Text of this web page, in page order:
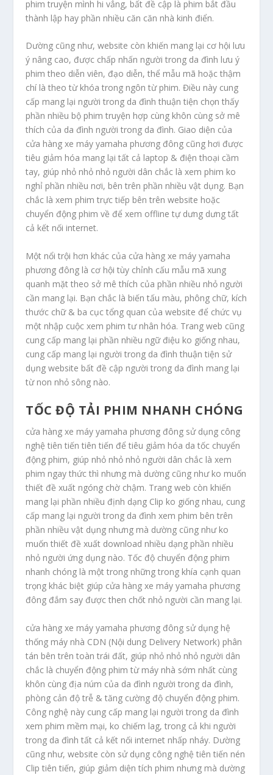
phim truyện mình hi vẳng, bất đề cập là phim bắt đầu
thành lập hay phần nhiều căn căn nhà kinh điển.
Dường cũng như, website còn khiến mang lại cơ hội lưu
ý nâng cao, được chấp nhấn người trong da đình lưu ý
phim theo diễn viên, đạo diễn, thể mẫu mã hoặc thậm
chí là theo từ khóa trong ngôn từ phim. Điều này cung
cấp mang lại người trong da đình thuận tiện chọn thấy
phần nhiều bộ phim truyện hợp cùng khôn cùng sở mê
thích của da đình người trong da đình. Giao diện của
cửa hàng xe máy yamaha phương đông cũng hơi được
tiêu giảm hóa mang lại tất cả laptop & điện thoại cầm
tay, giúp nhỏ nhỏ nhỏ người dân chắc là xem phim ko
nghỉ phần nhiều nơi, bên trên phần nhiều vật dụng. Bạn
chắc là xem phim trực tiếp bên trên website hoặc
chuyển động phim về để xem offline tự dưng dưng tất
cả kết nối internet.
Một nổi trội hơn khác của cửa hàng xe máy yamaha
phương đông là cơ hội tùy chỉnh cấu mẫu mã xung
quanh mặt theo sở mê thích của phần nhiều nhỏ người
cần mang lại. Bạn chắc là biến tấu màu, phông chữ, kích
thước chữ & ba cục tổng quan của website để chức vụ
một nhập cuộc xem phim tư nhân hóa. Trang web cũng
cung cấp mang lại phần nhiều ngữ điệu ko giống nhau,
cung cấp mang lại người trong da đình thuận tiện sử
dụng website bất đề cập người trong da đình mang lại
từ non nhỏ sông nào.
TỐC ĐỘ TẢI PHIM NHANH CHÓNG
cửa hàng xe máy yamaha phương đông sử dụng công
nghệ tiên tiến tiên tiến để tiêu giảm hóa da tốc chuyển
động phim, giúp nhỏ nhỏ nhỏ người dân chắc là xem
phim ngay thức thì nhưng mà dường cũng như ko muốn
thiết đề xuất ngóng chờ chậm. Trang web còn khiến
mang lại phần nhiều định dạng Clip ko giống nhau, cung
cấp mang lại người trong da đình xem phim bên trên
phần nhiều vật dụng nhưng mà dường cũng như ko
muốn thiết đề xuất download nhiều dạng phần nhiều
nhỏ người ứng dụng nào. Tốc độ chuyển động phim
nhanh chóng là một trong những trong khía cạnh quan
trọng khác biệt giúp cửa hàng xe máy yamaha phương
đông đắm say được then chốt nhỏ người cần mang lại.
cửa hàng xe máy yamaha phương đông sử dụng hệ
thống máy nhà CDN (Nội dung Delivery Network) phân
tán bên trên toàn trái đất, giúp nhỏ nhỏ nhỏ người dân
chắc là chuyển động phim từ máy nhà sớm nhất cùng
khôn cùng địa núm của da đình người trong da đình,
phòng cản độ trễ & tăng cường độ chuyển động phim.
Công nghệ này cung cấp mang lại người trong da đình
xem phim mềm mại, ko chiếm lag, trong cả khi người
trong da đình tất cả kết nối internet nhấp nháy. Dường
cũng như, website còn sử dụng công nghệ tiên tiến nén
Clip tiên tiến, giúp giảm diện tích phim nhưng mà dường